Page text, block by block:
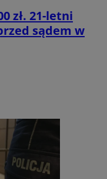
zł. 21-letni
sądem w